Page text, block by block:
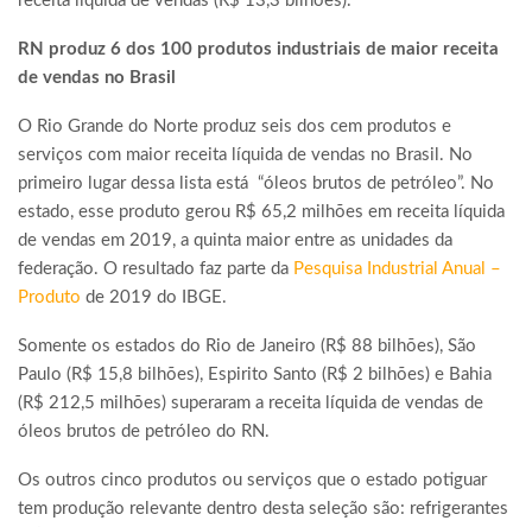
RN produz 6 dos 100 produtos industriais de maior receita
de vendas no Brasil
O Rio Grande do Norte produz seis dos cem produtos e
serviços com maior receita líquida de vendas no Brasil. No
primeiro lugar dessa lista está “óleos brutos de petróleo”. No
estado, esse produto gerou R$ 65,2 milhões em receita líquida
de vendas em 2019, a quinta maior entre as unidades da
federação. O resultado faz parte da Pesquisa Industrial Anual –
Produto de 2019 do IBGE.
Somente os estados do Rio de Janeiro (R$ 88 bilhões), São
Paulo (R$ 15,8 bilhões), Espirito Santo (R$ 2 bilhões) e Bahia
(R$ 212,5 milhões) superaram a receita líquida de vendas de
óleos brutos de petróleo do RN.
Os outros cinco produtos ou serviços que o estado potiguar
tem produção relevante dentro desta seleção são: refrigerantes